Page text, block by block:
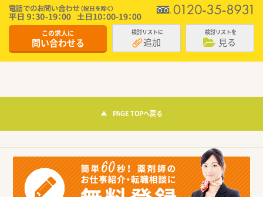
この求人に
問い合わせる
検討リストに
追加
検討リストを
見る
PAGE TOPへ戻る